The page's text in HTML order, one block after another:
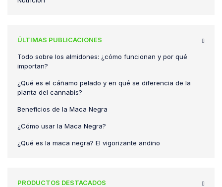
ÚLTIMAS PUBLICACIONES
Todo sobre los almidones: ¿cómo funcionan y por qué
importan?
¿Qué es el cáñamo pelado y en qué se diferencia de la
planta del cannabis?
Beneficios de la Maca Negra
¿Cómo usar la Maca Negra?
¿Qué es la maca negra? El vigorizante andino
PRODUCTOS DESTACADOS